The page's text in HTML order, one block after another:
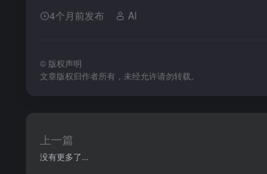
4个月前发布 AI
© 版权声明
文章版权归作者所有，未经允许请勿转载。
上一篇
没有更多了...